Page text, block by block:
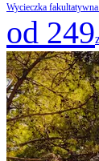
Wycieczka
od 249